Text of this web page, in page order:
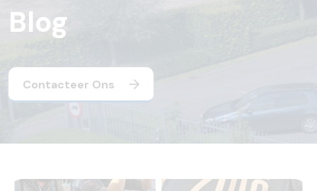
Blog
Contacteer Ons